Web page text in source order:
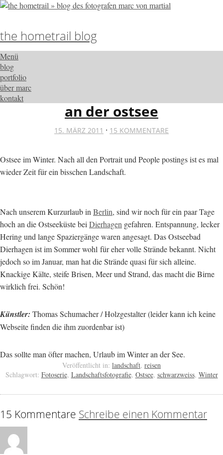
the hometrail blog
Menü
blog
portfolio
über marc
kontakt
an der ostsee
15. MÄRZ 2011 · 15 KOMMENTARE
Ostsee im Winter. Nach all den Portrait und People postings ist es mal
wieder Zeit für ein bisschen Landschaft.
Nach unserem Kurzurlaub in Berlin, sind wir noch für ein paar Tage
hoch an die Ostseeküste bei Dierhagen gefahren. Entspannung, lecker
Hering und lange Spaziergänge waren angesagt. Das Ostseebad
Dierhagen ist im Sommer wohl für eher volle Strände bekannt. Nicht
jedoch so im Januar, man hat die Strände quasi für sich alleine.
Knackige Kälte, steife Brisen, Meer und Strand, das macht die Birne
wirklich frei. Schön!
Künstler: Thomas Schumacher / Holzgestalter (leider kann ich keine
Webseite finden die ihm zuordenbar ist)
Das sollte man öfter machen, Urlaub im Winter an der See.
Veröffentlicht in: landschaft, reisen
Schlagwort: Fotoserie, Landschaftsfotografie, Ostsee, schwarzweiss, Winter
15 Kommentare Schreibe einen Kommentar